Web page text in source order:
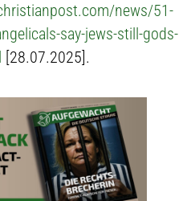
news/51-
say-jews-still-gods-
[28.07.2025].